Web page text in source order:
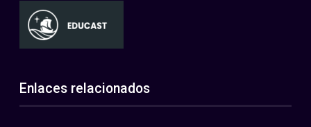
Enlaces relacionados